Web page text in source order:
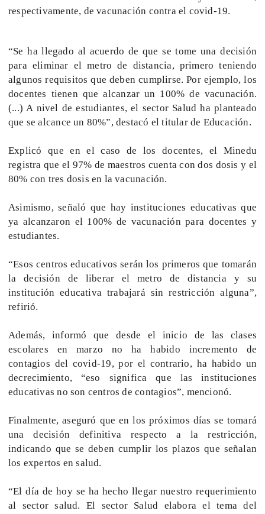
respectivamente, de vacunación contra el covid-19.
“Se ha llegado al acuerdo de que se tome una decisión
para eliminar el metro de distancia, primero teniendo
algunos requisitos que deben cumplirse. Por ejemplo, los
docentes tienen que alcanzar un 100% de vacunación.
(...) A nivel de estudiantes, el sector Salud ha planteado
que se alcance un 80%”, destacó el titular de Educación.
Explicó que en el caso de los docentes, el Minedu
registra que el 97% de maestros cuenta con dos dosis y el
80% con tres dosis en la vacunación.
Asimismo, señaló que hay instituciones educativas que
ya alcanzaron el 100% de vacunación para docentes y
estudiantes.
“Esos centros educativos serán los primeros que tomarán
la decisión de liberar el metro de distancia y su
institución educativa trabajará sin restricción alguna”,
refirió.
Además, informó que desde el inicio de las clases
escolares en marzo no ha habido incremento de
contagios del covid-19, por el contrario, ha habido un
decrecimiento, “eso significa que las instituciones
educativas no son centros de contagios”, mencionó.
Finalmente, aseguró que en los próximos días se tomará
una decisión definitiva respecto a la restricción,
indicando que se deben cumplir los plazos que señalan
los expertos en salud.
“El día de hoy se ha hecho llegar nuestro requerimiento
al sector salud. El sector Salud elabora el tema del